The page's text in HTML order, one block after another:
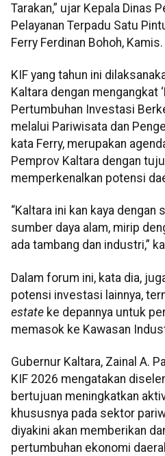
Tarakan,” ujar Kepala Dinas
Pelayanan Terpadu Satu
Ferry Ferdinan Bohoh, Kamis.
KIF yang tahun ini
Kaltara dengan mengangkat
Pertumbuhan Investasi
melalui Pariwisata dan
kata Ferry, merupakan
Pemprov Kaltara dengan
memperkenalkan potensi
“Kaltara ini kan kaya dengan
sumber daya alam, mirip
ada tambang dan industri,”
Dalam forum ini, kata dia,
potensi investasi lainnya,
estate ke depannya untuk
memasok ke Kawasan
Gubernur Kaltara, Zainal A.
KIF 2026 mengatakan
bertujuan meningkatkan
khususnya pada sektor
diyakini akan memberikan
pertumbuhan ekonomi